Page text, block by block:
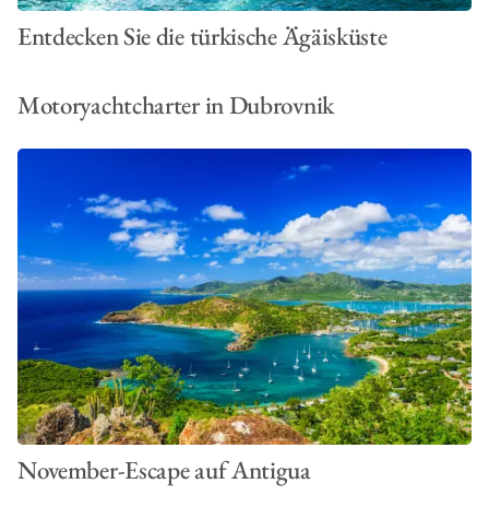
Entdecken Sie die türkische Ägäisküste
Motoryachtcharter in Dubrovnik
November-Escape auf Antigua